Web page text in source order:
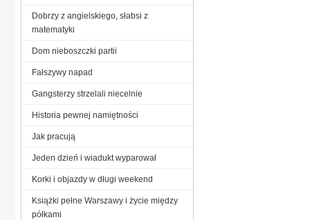
Dobrzy z angielskiego, słabsi z
matematyki
Dom nieboszczki partii
Fałszywy napad
Gangsterzy strzelali niecelnie
Historia pewnej namiętności
Jak pracują
Jeden dzień i wiadukt wyparował
Korki i objazdy w długi weekend
Książki pełne Warszawy i życie między
półkami